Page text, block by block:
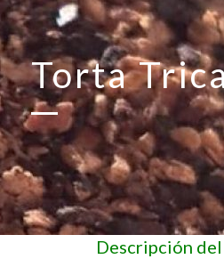
Torta
Descripción